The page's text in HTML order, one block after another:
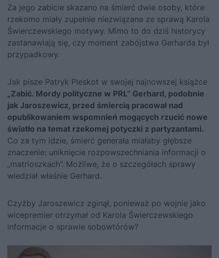
Za jego zabicie skazano na śmierć dwie osoby, które
rzekomo miały zupełnie niezwiązane ze sprawą Karola
Świerczewskiego motywy. Mimo to do dziś historycy
zastanawiają się, czy moment zabójstwa Gerharda był
przypadkowy.
Jak pisze Patryk Pleskot w swojej najnowszej książce
„Zabić. Mordy polityczne w PRL” Gerhard, podobnie
jak Jaroszewicz, przed śmiercią pracował nad
opublikowaniem wspomnień mogących rzucić nowe
światło na temat rzekomej potyczki z partyzantami.
Co za tym idzie, śmierć generała miałaby głębsze
znaczenie: uniknięcie rozpowszechniania informacji o
„matrioszkach”. Możliwe, że o szczegółach sprawy
wiedział właśnie Gerhard.
Czyżby Jaroszewicz zginął, ponieważ po wojnie jako
wicepremier otrzymał od Karola Świerczewskiego
informacje o sprawie sobowtórów?